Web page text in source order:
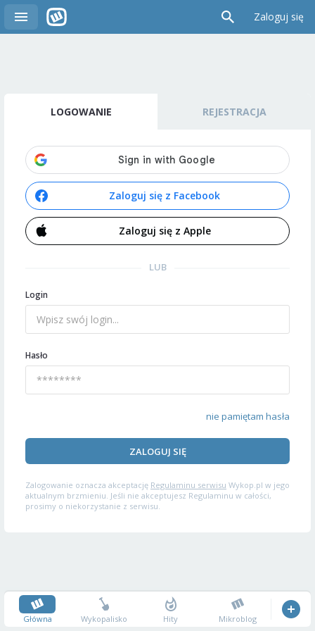
Zaloguj się
LOGOWANIE REJESTRACJA
Zaloguj się z Facebook
Zaloguj się z Apple
LUB
Login
Hasło
nie pamiętam hasła
ZALOGUJ SIĘ
Zalogowanie oznacza akceptację Regulaminu serwisu Wykop.pl w jego
aktualnym brzmieniu. Jeśli nie akceptujesz Regulaminu w całości,
prosimy o niekorzystanie z serwisu.
Główna Wykopalisko Hity Mikroblog